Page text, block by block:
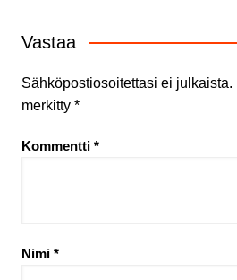
Vastaa
Sähköpostiosoitettasi ei julkaista.
merkitty *
Kommentti *
Nimi *